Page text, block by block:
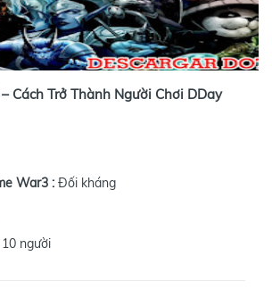
Cách Trở Thành Người Chơi DDay
War3 : Đối kháng
người